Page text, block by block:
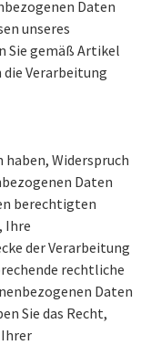
Daten
unseres
Sie gemäß Artikel
die Verarbeitung
Widerspruch
Daten
berechtigten
Ihre
der Verarbeitung
rechtliche
Daten
Sie das Recht,
Ihrer